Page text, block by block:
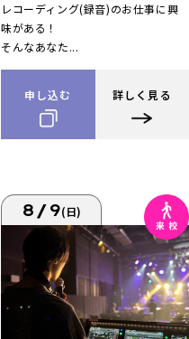
レコーディング(録音)のお仕事に興
味がある！
そんなあなた...
申し込む 詳しく見る
8/9(日)